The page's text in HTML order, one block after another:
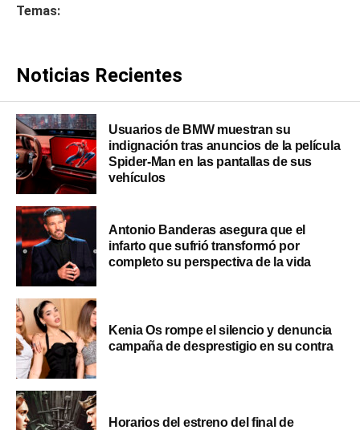
Temas:
Noticias Recientes
Usuarios de BMW muestran su
indignación tras anuncios de la película
Spider-Man en las pantallas de sus
vehículos
Antonio Banderas asegura que el
infarto que sufrió transformó por
completo su perspectiva de la vida
Kenia Os rompe el silencio y denuncia
campaña de desprestigio en su contra
Horarios del estreno del final de